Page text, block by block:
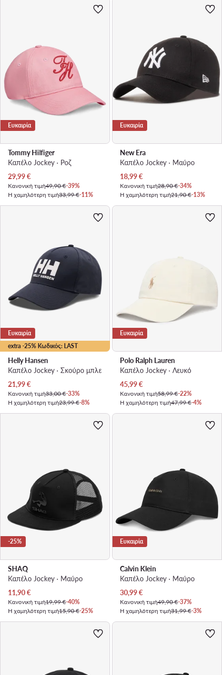
Ευκαιρία
Tommy Hilfiger
Καπέλο Jockey · Ροζ
Τρέχουσα τιμή
29,99€
Κανονική τιμή49,90 €-39%
Η χαμηλότερη τιμή33,99 €-11%
Ευκαιρία
New Era
Καπέλο Jockey · Μαύρο
Τρέχουσα τιμή
18,99€
Κανονική τιμή28,90 €-34%
Η χαμηλότερη τιμή21,90 €-13%
extra -25% Κωδικός: LAST
Ευκαιρία
Helly Hansen
Καπέλο Jockey · Σκούρο μπλε
Τρέχουσα τιμή
21,99€
Κανονική τιμή33,00 €-33%
Η χαμηλότερη τιμή23,99 €-8%
Ευκαιρία
Polo Ralph Lauren
Καπέλο Jockey · Λευκό
Τρέχουσα τιμή
45,99€
Κανονική τιμή58,99 €-22%
Η χαμηλότερη τιμή47,99 €-4%
-25%
SHAQ
Καπέλο Jockey · Μαύρο
Τρέχουσα τιμή
11,90€
Κανονική τιμή19,99 €-40%
Η χαμηλότερη τιμή15,90 €-25%
Ευκαιρία
Calvin Klein
Καπέλο Jockey · Μαύρο
Τρέχουσα τιμή
30,99€
Κανονική τιμή49,90 €-37%
Η χαμηλότερη τιμή31,99 €-3%